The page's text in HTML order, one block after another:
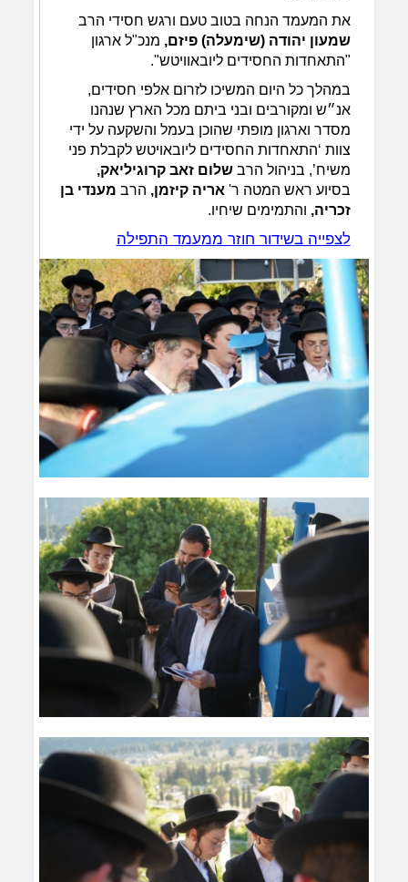
את המעמד הנחה בטוב טעם ורגש חסידי הרב
שמעון יהודה (שימעלה) פיזם, מנכ"ל ארגון
"התאחדות החסידים ליובאוויטש".
במהלך כל היום המשיכו לזרום אלפי חסידים,
אנ״ש ומקורבים ובני ביתם מכל הארץ שנהנו
מסדר וארגון מופתי שהוכן בעמל והשקעה על ידי
צוות ‘התאחדות החסידים ליובאויטש לקבלת פני
משיח’, בניהול הרב שלום זאב קרוגיליאק,
בסיוע ראש המטה ר' אריה קיזמן, הרב מענדי בן
זכריה, והתמימים שיחיו.
לצפייה בשידור חוזר ממעמד התפילה